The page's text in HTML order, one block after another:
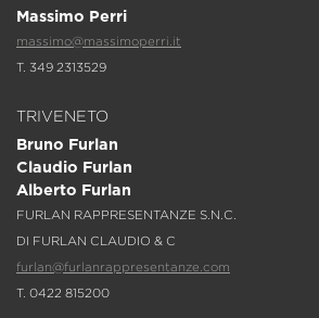
Massimo Perri
massimo@massimoperri.it
T. 349 2313529
TRIVENETO
Bruno Furlan
Claudio Furlan
Alberto Furlan
FURLAN RAPPRESENTANZE S.N.C.
DI FURLAN CLAUDIO & C
furlan@furlanrappresentanze.com
T. 0422 815200